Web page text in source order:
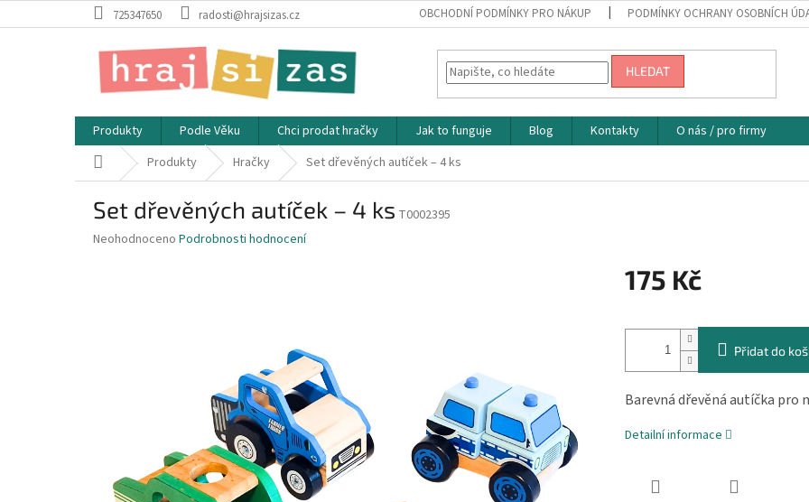
na
725347650 radosti@hrajsizas.cz OBCHODNÍ PODMÍNKY PRO NÁKUP PODMÍNKY OCHRANY OSOBNÍCH
HLEDAT
Produkty Podle Věku Chci prodat hračky Jak to funguje Blog Kontakty
O nás / pro firmy
Domů Produkty Hračky Set dřevěných autíček – 4 ks
Set dřevěných autíček – 4 ks T0002395
Průměrné
Neohodnoceno Podrobnosti hodnocení
175 Kč
cena:
Přidat do
Barevná dřevěná autíčka pro
Detailní informace